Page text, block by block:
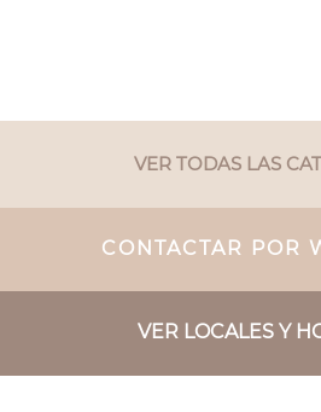
VER TODAS LAS
CONTACTAR POR
VER LOCALES Y